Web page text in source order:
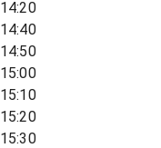
14:20
14:40
14:50
15:00
15:10
15:20
15:30